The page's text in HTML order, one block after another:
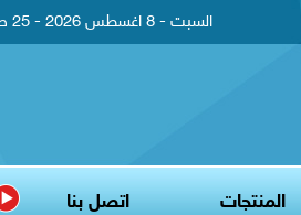
السبت - 8 اغسطس 2026 - 25 صفر 1448
اتصل بنا المنتجات